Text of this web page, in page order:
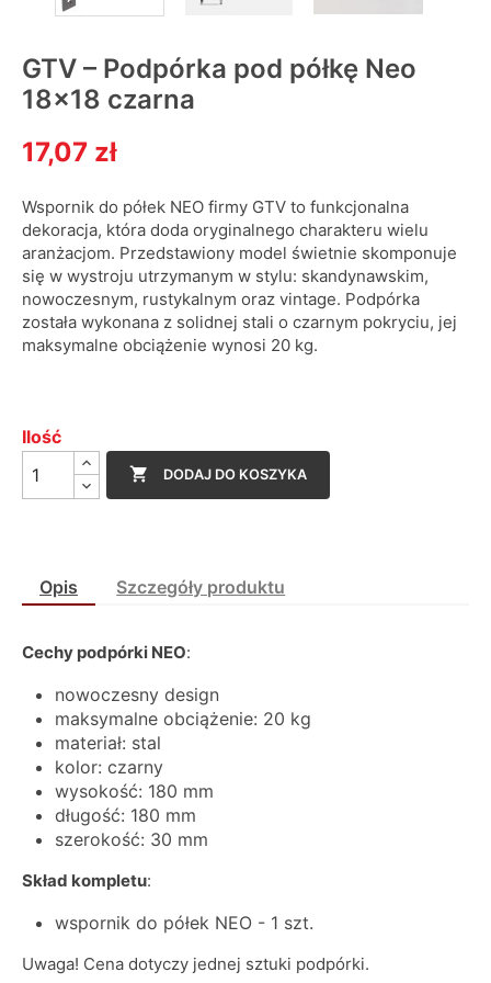
GTV – Podpórka pod półkę Neo
18x18 czarna
17,07 zł
Wspornik do półek NEO firmy GTV to funkcjonalna
dekoracja, która doda oryginalnego charakteru wielu
aranżacjom. Przedstawiony model świetnie skomponuje
się w wystroju utrzymanym w stylu: skandynawskim,
nowoczesnym, rustykalnym oraz vintage. Podpórka
została wykonana z solidnej stali o czarnym pokryciu, jej
maksymalne obciążenie wynosi 20 kg.
Ilość
 DODAJ DO KOSZYKA
Opis Szczegóły produktu
Cechy podpórki NEO:
nowoczesny design
maksymalne obciążenie: 20 kg
materiał: stal
kolor: czarny
wysokość: 180 mm
długość: 180 mm
szerokość: 30 mm
Skład kompletu:
wspornik do półek NEO - 1 szt.
Uwaga! Cena dotyczy jednej sztuki podpórki.